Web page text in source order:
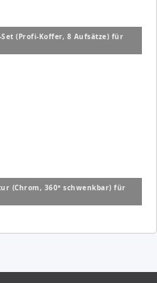
Set (Profi-Koffer, 8 Aufsätze) für
(Chrom, 360° schwenkbar) für